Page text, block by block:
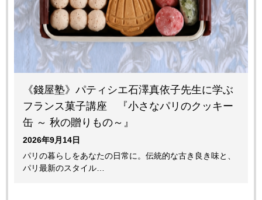
《錢屋塾》パティシエ石澤真依子先生に学ぶ
フランス菓子講座 『小さなパリのクッキー
缶 ～ 秋の贈りもの～』
2026年9月14日
パリの暮らしをあなたの日常に。伝統的な古き良き味と、
パリ最新のスタイル…